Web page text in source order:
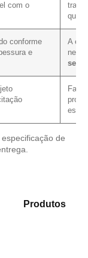
com o
conforme
e
A
de
Produtos